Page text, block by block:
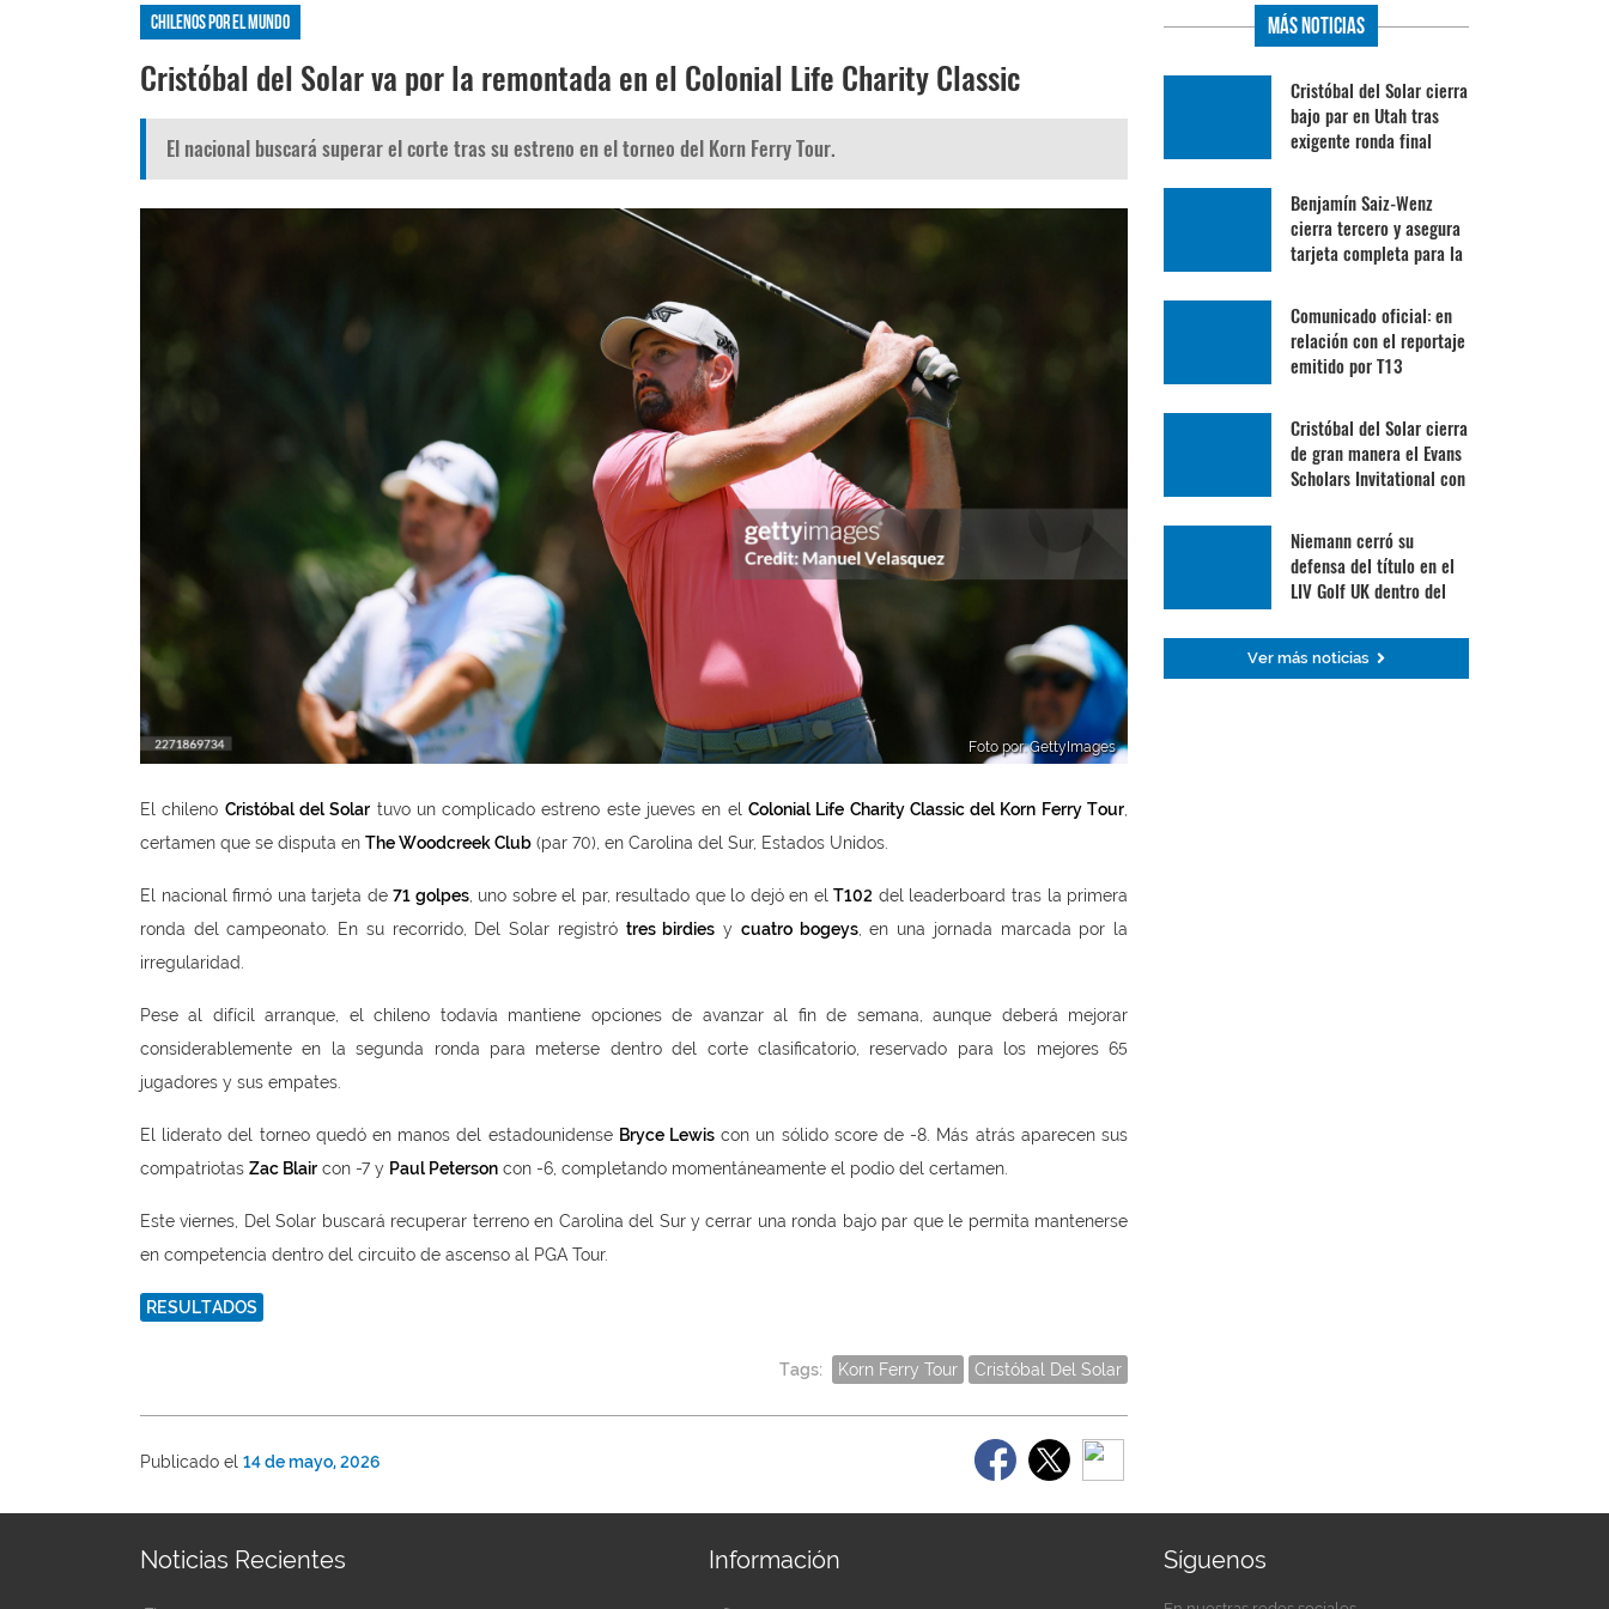
Chilenos por el mundo
Cristóbal del Solar va por la remontada en el Colonial Life Charity Classic
El nacional buscará superar el corte tras su estreno en el torneo del Korn Ferry Tour.
Foto por: GettyImages
El chileno Cristóbal del Solar tuvo un complicado estreno este jueves en el Colonial Life Charity Classic del Korn Ferry Tour
certamen que se disputa en The Woodcreek Club (par 70), en Carolina del Sur, Estados Unidos.
El nacional firmó una tarjeta de71 golpes, uno sobre el par, resultado que lo dejó en elT102 del leaderboard tras la primera
ronda del campeonato. En su recorrido, Del Solar registró tres birdies y cuatro bogeys, en una jornada marcada por la
irregularidad.
Pese al difícil arranque, el chileno todavía mantiene opciones de avanzar al fin de semana, aunque deberá mejorar
considerablemente en la segunda ronda para meterse dentro del corte clasificatorio, reservado para los mejores 65
jugadores y sus empates.
El liderato del torneo quedó en manos del estadounidense Bryce Lewis con un sólido score de -8. Más atrás aparecen sus
compatriotas Zac Blair con -7 y Paul Peterson con -6, completando momentáneamente el podio del certamen.
Este viernes, Del Solar buscará recuperar terreno en Carolina del Sur y cerrar una ronda bajo par que le permita mantenerse
en competencia dentro del circuito de ascenso al PGA Tour.
RESULTADOS
Tags: Korn Ferry Tour Cristóbal Del Solar
Publicado el 14 de mayo, 2026
Más Noticias
Cristóbal del Solar cierra
bajo par en Utah tras
exigente ronda final
Benjamín Saiz-Wenz
cierra tercero y asegura
tarjeta completa para la
Mexicana
Comunicado oficial: en
relación con el reportaje
emitido por T13
Cristóbal del Solar cierra
de gran manera el Evans
Scholars Invitational con
Niemann cerró su
defensa del título en el
LIV Golf UK dentro del
Ver más noticias
Noticias Recientes Información Síguenos